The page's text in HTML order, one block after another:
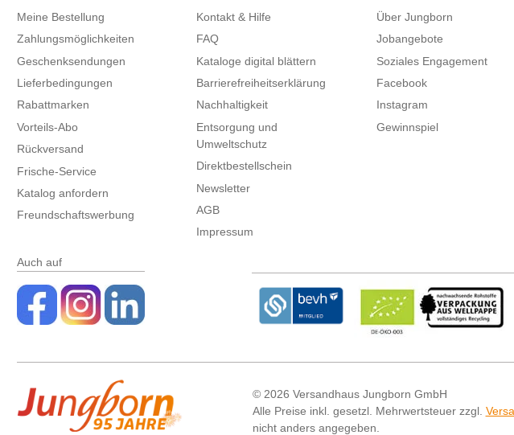
Meine Bestellung
Zahlungsmöglichkeiten
Geschenksendungen
Lieferbedingungen
Rabattmarken
Vorteils-Abo
Rückversand
Frische-Service
Katalog anfordern
Freundschaftswerbung
Kontakt & Hilfe
FAQ
Kataloge digital blättern
Barrierefreiheitserklärung
Nachhaltigkeit
Entsorgung und
Umweltschutz
Direktbestellschein
Newsletter
AGB
Impressum
Über Jungborn
Jobangebote
Soziales Engagement
Facebook
Instagram
Gewinnspiel
Auch auf
©2026 Versandhaus Jungborn GmbH
Alle Preise inkl. gesetzl. Mehrwertsteuer zzgl.
nicht anders angegeben.